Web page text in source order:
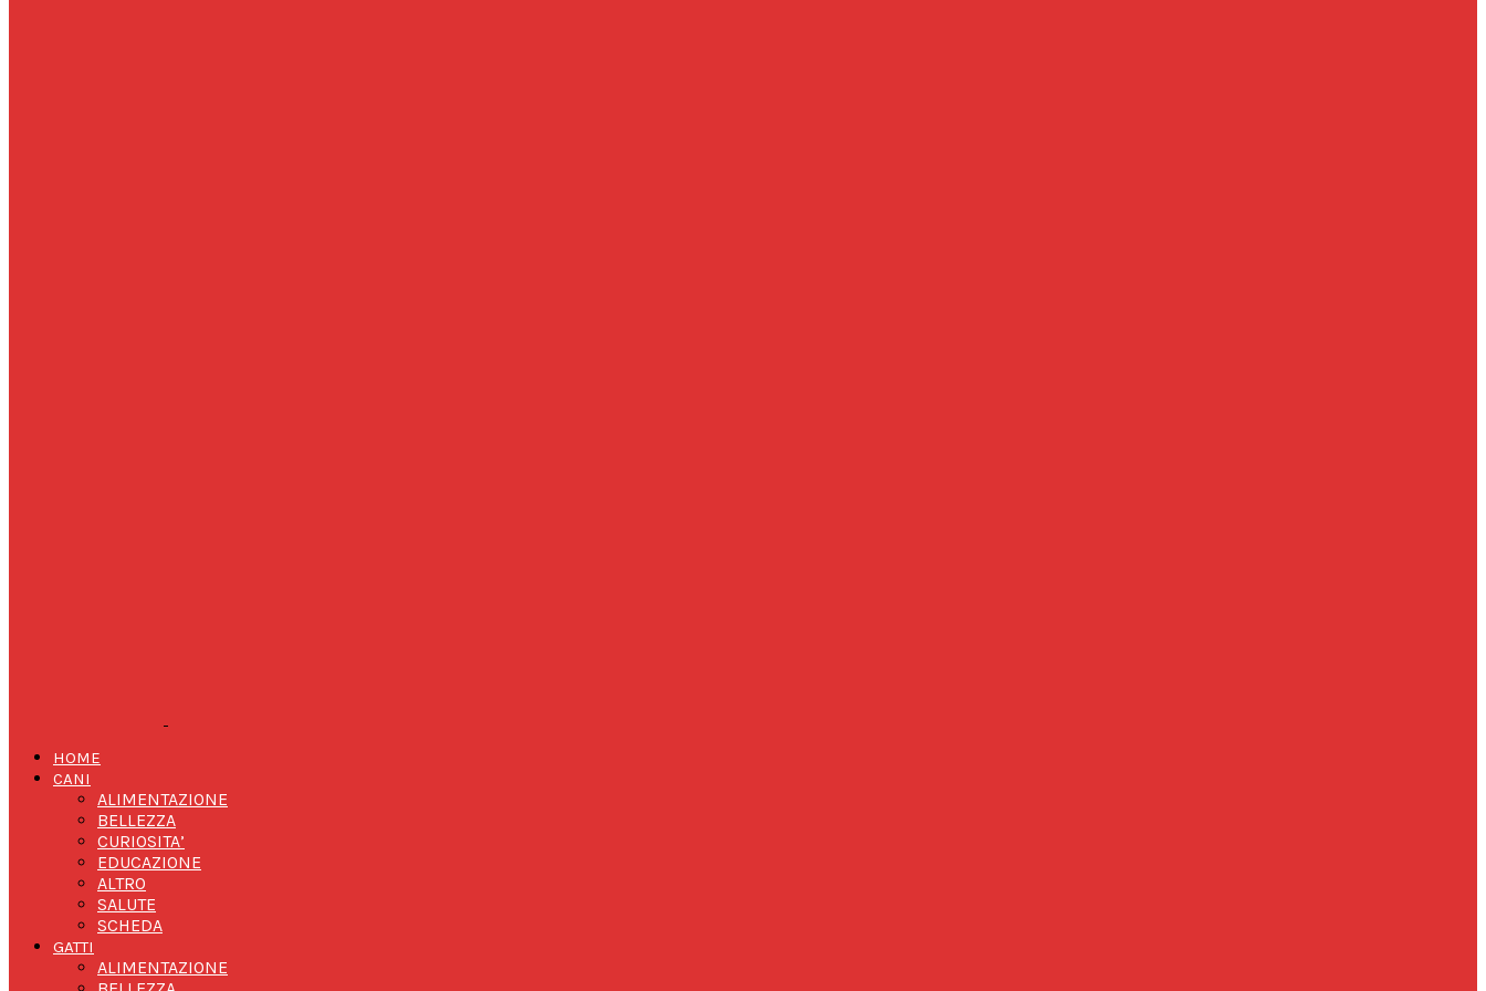
HOME
CANI
ALIMENTAZIONE
BELLEZZA
CURIOSITA’
EDUCAZIONE
ALTRO
SALUTE
SCHEDA
GATTI
ALIMENTAZIONE